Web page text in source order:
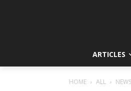
ARTICLES
HOME ALL NEWS